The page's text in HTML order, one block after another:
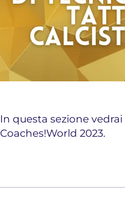
In questa sezione
Coaches!World 2023.